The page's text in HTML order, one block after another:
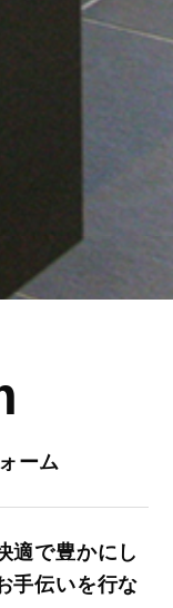
ーム
適で豊かにし
手伝いを行な